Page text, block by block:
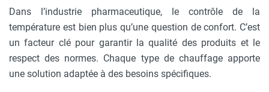
Dans l’industrie pharmaceutique, le contrôle de la
température est bien plus qu’une question de confort. C’est
un facteur clé pour garantir la qualité des produits et le
respect des normes. Chaque type de chauffage apporte
une solution adaptée à des besoins spécifiques.